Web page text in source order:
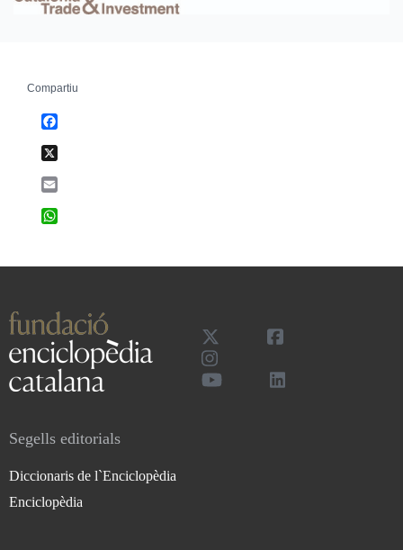
Compartiu
Segells editorials
Diccionaris de l`Enciclopèdia
Enciclopèdia